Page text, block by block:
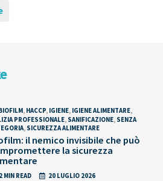
, HACCP, IGIENE, IGIENE ALIMENTARE,
PROFESSIONALE, SANIFICAZIONE, SENZA
, SICUREZZA ALIMENTARE
il nemico invisibile che può
la sicurezza
2 MIN READ 20 LUGLIO 2026